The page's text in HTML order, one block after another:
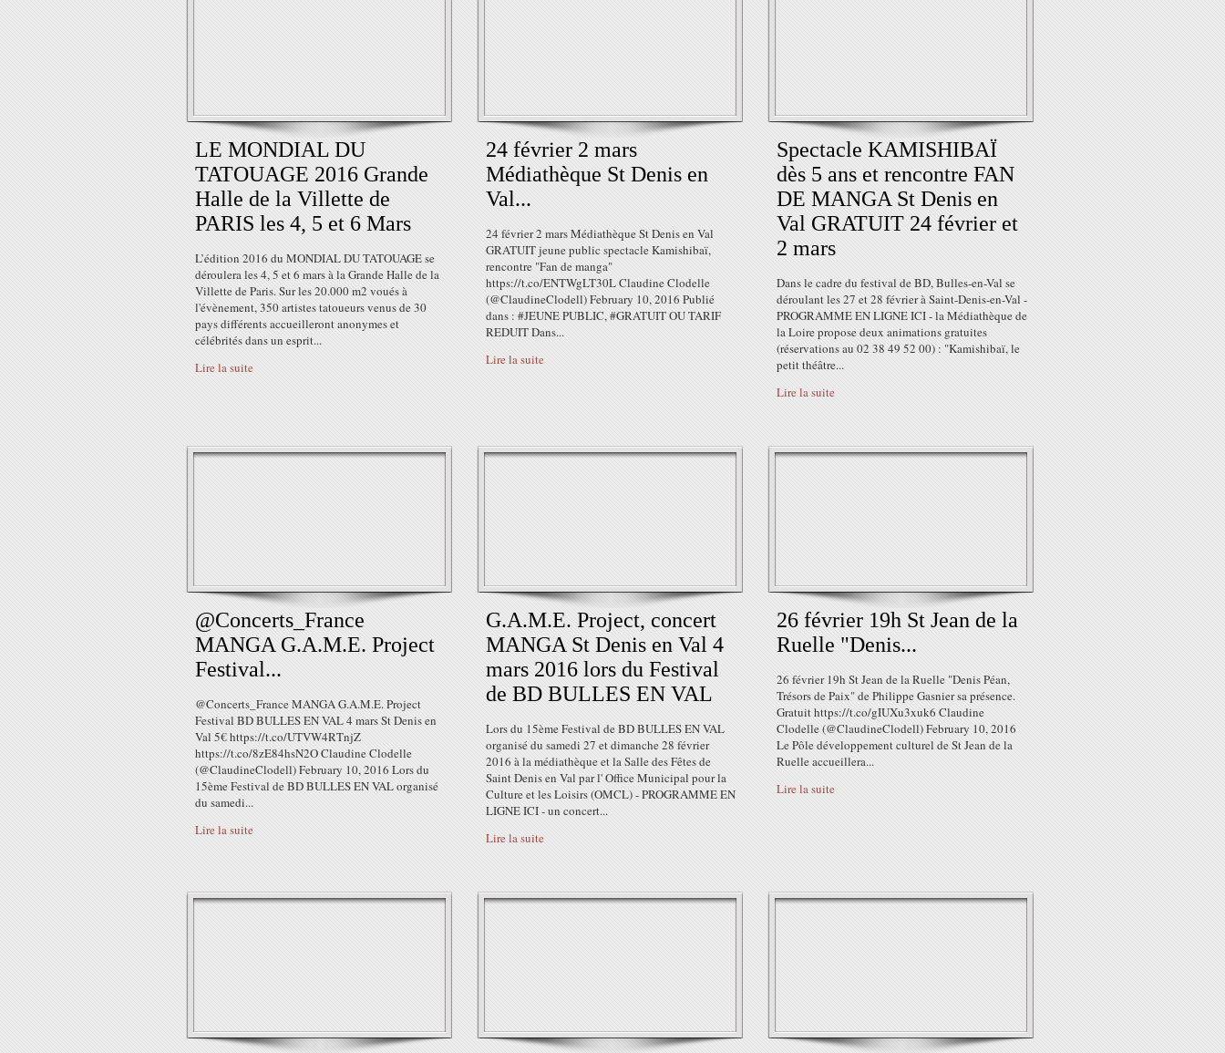
LE MONDIAL DU
TATOUAGE 2016 Grande
Halle de la Villette de
PARIS les 4, 5 et 6 Mars
L’édition 2016 du MONDIAL DU TATOUAGE se
déroulera les 4, 5 et 6 mars à la Grande Halle de la
Villette de Paris. Sur les 20.000 m2 voués à
l'évènement, 350 artistes tatoueurs venus de 30
pays différents accueilleront anonymes et
célébrités dans un esprit...
Lire la suite
24 février 2 mars
Médiathèque St Denis en
Val...
24 février 2 mars Médiathèque St Denis en Val
GRATUIT jeune public spectacle Kamishibaï,
rencontre "Fan de manga"
https://t.co/ENTWgLT30L Claudine Clodelle
(@ClaudineClodell) February 10, 2016 Publié
dans : #JEUNE PUBLIC, #GRATUIT OU TARIF
REDUIT Dans...
Lire la suite
Spectacle KAMISHIBAÏ
dès 5 ans et rencontre FAN
DE MANGA St Denis en
Val GRATUIT 24 février et
2 mars
Dans le cadre du festival de BD, Bulles-en-Val se
déroulant les 27 et 28 février à Saint-Denis-en-Val -
PROGRAMME EN LIGNE ICI - la Médiathèque de
la Loire propose deux animations gratuites
(réservations au 02 38 49 52 00) : "Kamishibaï, le
petit théâtre...
Lire la suite
@Concerts_France
MANGA G.A.M.E. Project
Festival...
@Concerts_France MANGA G.A.M.E. Project
Festival BD BULLES EN VAL 4 mars St Denis en
Val 5€ https://t.co/UTVW4RTnjZ
https://t.co/8zE84hsN2O Claudine Clodelle
(@ClaudineClodell) February 10, 2016 Lors du
15ème Festival de BD BULLES EN VAL organisé
du samedi...
Lire la suite
G.A.M.E. Project, concert
MANGA St Denis en Val 4
mars 2016 lors du Festival
de BD BULLES EN VAL
Lors du 15ème Festival de BD BULLES EN VAL
organisé du samedi 27 et dimanche 28 février
2016 à la médiathèque et la Salle des Fêtes de
Saint Denis en Val par l' Office Municipal pour la
Culture et les Loisirs (OMCL) - PROGRAMME EN
LIGNE ICI - un concert...
Lire la suite
26 février 19h St Jean de la
Ruelle "Denis...
26 février 19h St Jean de la Ruelle "Denis Péan,
Trésors de Paix" de Philippe Gasnier sa présence.
Gratuit https://t.co/gIUXu3xuk6 Claudine
Clodelle (@ClaudineClodell) February 10, 2016
Le Pôle développement culturel de St Jean de la
Ruelle accueillera...
Lire la suite